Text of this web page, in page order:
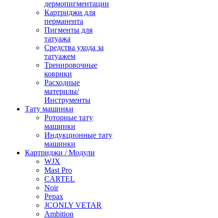
дермопигментации
Картриджи для
перманента
Пигменты для
татуажа
Средства ухода за
татуажем
Тренировочные
коврики
Расходные
материлы/
Инструменты
Тату машинки
Роторные тату
машинки
Индукционные тату
машинки
Картриджи / Модули
WJX
Mast Pro
CARTEL
Noir
Pepax
JCONLY VETAR
Ambition